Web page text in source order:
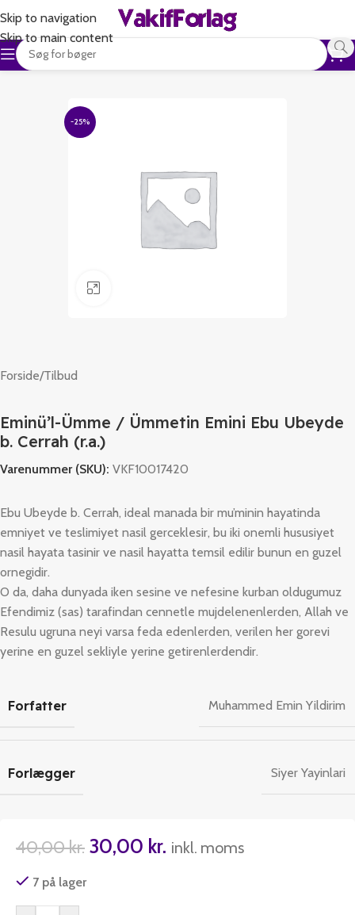
Skip to navigation
Skip to main content
-25%
Forside/Tilbud
Eminü’l-Ümme / Ümmetin Emini Ebu Ubeyde
b. Cerrah (r.a.)
Varenummer (SKU): VKF10017420
Ebu Ubeyde b. Cerrah, ideal manada bir mu’minin hayatinda
emniyet ve teslimiyet nasil gerceklesir, bu iki onemli hususiyet
nasil hayata tasinir ve nasil hayatta temsil edilir bunun en guzel
ornegidir.
O da, daha dunyada iken sesine ve nefesine kurban oldugumuz
Efendimiz (sas) tarafindan cennetle mujdelenenlerden, Allah ve
Resulu ugruna neyi varsa feda edenlerden, verilen her gorevi
yerine en guzel sekliyle yerine getirenlerdendir.
Forfatter Muhammed Emin Yildirim
Forlægger Siyer Yayinlari
40,00kr. 30,00 kr. inkl. moms
7 på lager